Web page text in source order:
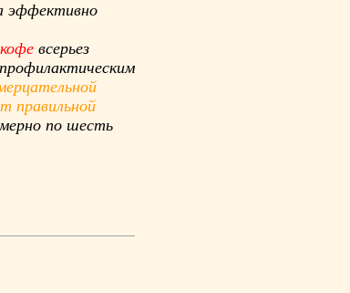
эффективно
кофе всерьез
правильной
по шесть